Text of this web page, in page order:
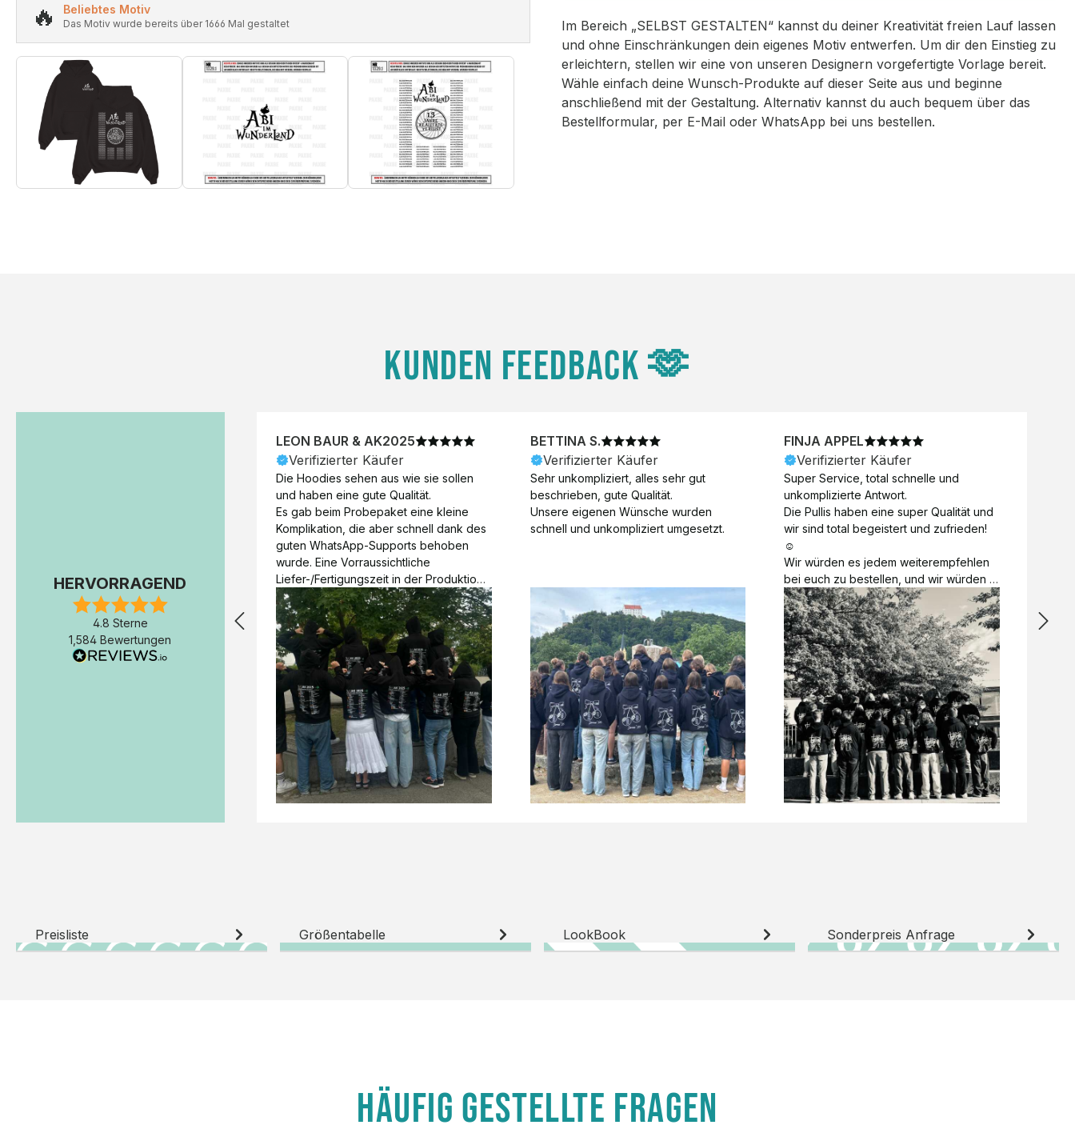
🔥 Beliebtes Motiv
Das Motiv wurde bereits über 1666 Mal gestaltet
Im Bereich „SELBST GESTALTEN“ kannst du deiner Kreativität freien Lauf lassen
und ohne Einschränkungen dein eigenes Motiv entwerfen. Um dir den Einstieg zu
erleichtern, stellen wir eine von unseren Designern vorgefertigte Vorlage bereit.
Wähle einfach deine Wunsch-Produkte auf dieser Seite aus und beginne
anschließend mit der Gestaltung. Alternativ kannst du auch bequem über das
Bestellformular, per E-Mail oder WhatsApp bei uns bestellen.
KUNDEN FEEDBACK 🫶
HERVORRAGEND
4.8 Sterne
1,584 Bewertungen
LEON BAUR & AK2025
Verifizierter Käufer
Die Hoodies sehen aus wie sie sollen
und haben eine gute Qualität.
Es gab beim Probepaket eine kleine
Komplikation, die aber schnell dank des
guten WhatsApp-Supports behoben
wurde. Eine Vorraussichtliche
Liefer-/Fertigungszeit in der Produktion
wäre hilfreich. Die Produktion dauerte 7
Werktage (inkl. Samstage und ohne
Express-Produktion), die Lieferung
erfolgte schon am Tag nach der
Fertigstellung der Produktion.
BETTINA S.
Verifizierter Käufer
Sehr unkompliziert, alles sehr gut
beschrieben, gute Qualität.
Unsere eigenen Wünsche wurden
schnell und unkompliziert umgesetzt.
FINJA APPEL
Verifizierter Käufer
Super Service, total schnelle und
unkomplizierte Antwort.
Die Pullis haben eine super Qualität und
wir sind total begeistert und zufrieden!
☺️
Wir würden es jedem weiterempfehlen
bei euch zu bestellen, und wir würden
es auch sofort nochmal tun!
Vielen Dank für alles 😊
Preisliste Größentabelle LookBook Sonderpreis Anfrage
HÄUFIG GESTELLTE FRAGEN